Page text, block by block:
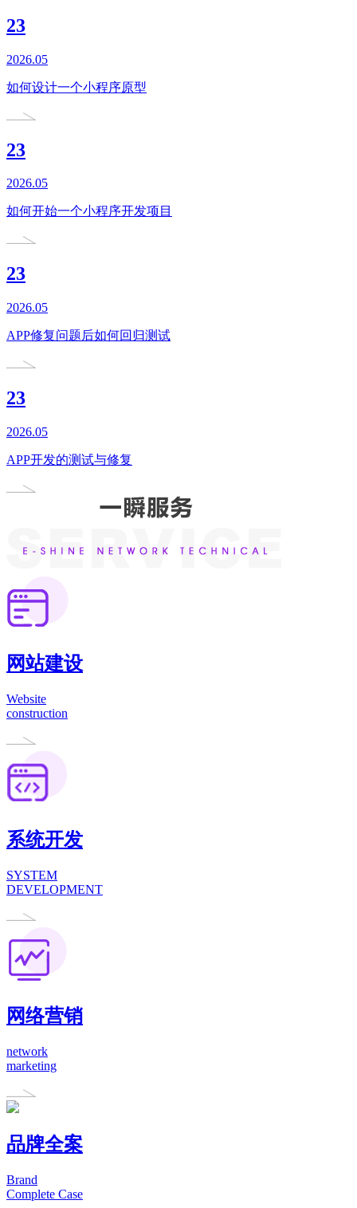
23
2026.05
如何设计一个小程序原型
23
2026.05
如何开始一个小程序开发项目
23
2026.05
APP修复问题后如何回归测试
23
2026.05
APP开发的测试与修复
网站建设
Website
construction
系统开发
SYSTEM
DEVELOPMENT
网络营销
network
marketing
品牌全案
Brand
Complete Case